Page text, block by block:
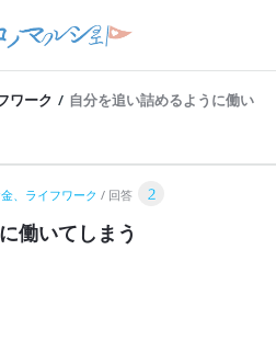
ワーク / 自分を追い詰めるように働い
、ライフワーク 回答 2
働いてしまう